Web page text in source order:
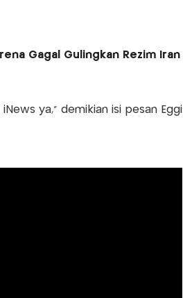
Gagal Gulingkan Rezim Iran
ya,” demikian isi pesan Eggi